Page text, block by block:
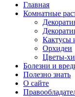
Главная
Комнатные
Кактусы
Орхидеи
Цветы-
Болезни и
Полезно знать
О сайте